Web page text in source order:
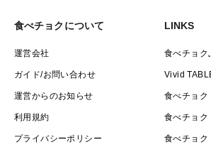
＜オススメの食べ方＞
食べチョクについて
運営会社
ガイド/お問い合わせ
運営からのお知らせ
利用規約
プライバシーポリシー
LINKS
食べチョク
Vivid
食べチョク
食べチョク
食べチョク